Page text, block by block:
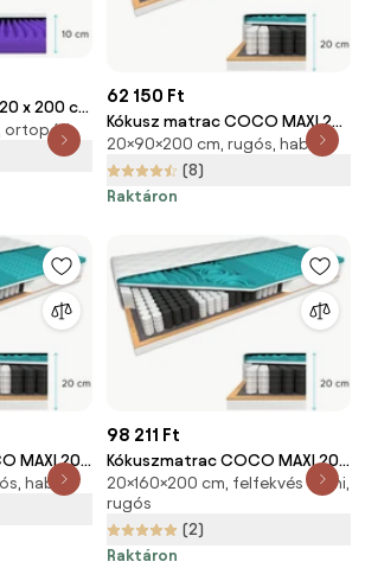
x 200 cm
ortopéd
62 150 Ft
Kókusz matrac COCO MAXI 20
cm 90 x 200 cm Matracvédő:
Matracvédővel
20×90×200 cm, rugós, hab
(8)
Raktáron
MAXI 20
hab
98 211 Ft
Kókuszmatrac COCO MAXI 20
cm 160 x 200 cm Matracvédő:
Matracvédővel
20×160×200 cm, felfekvés elleni,
rugós
(2)
Raktáron